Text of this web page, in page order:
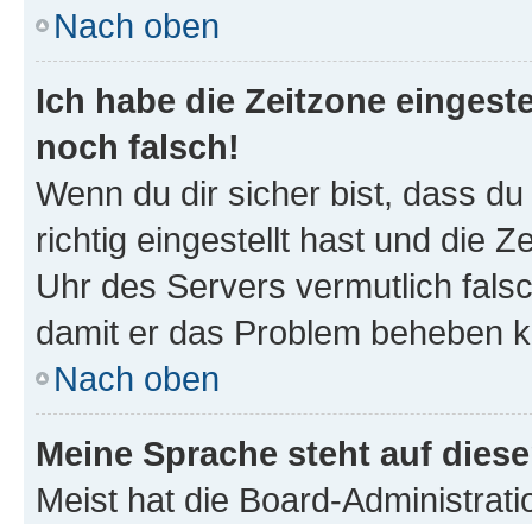
Nach oben
Ich habe die Zeitzone
noch falsch!
Wenn du dir sicher bist, dass
richtig eingestellt hast und die
Uhr des Servers vermutlich
damit er das Problem beheben
Nach oben
Meine Sprache steht auf
Meist hat die Board-